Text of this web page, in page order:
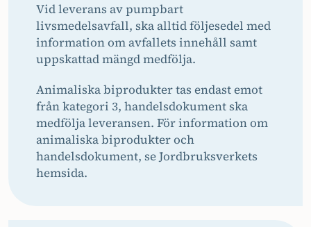
Vid leverans av pumpbart
livsmedelsavfall, ska alltid följesedel med
information om avfallets innehåll samt
uppskattad mängd medfölja.
Animaliska biprodukter tas endast emot
från kategori 3, handelsdokument ska
medfölja leveransen. För information om
animaliska biprodukter och
handelsdokument, se Jordbruksverkets
hemsida.